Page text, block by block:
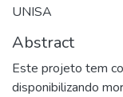
UNISA
Abstract
Este projeto tem
disponibilizando